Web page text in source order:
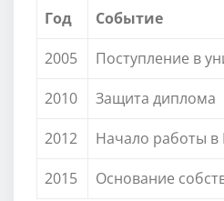
Год
Событие
2005
Поступление в
2010
Защита диплома
2012
Начало работы в
2015
Основание